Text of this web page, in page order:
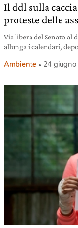
Il ddl sulla
proteste delle
Via libera del Senato al
allunga i calendari,
Ambiente 24